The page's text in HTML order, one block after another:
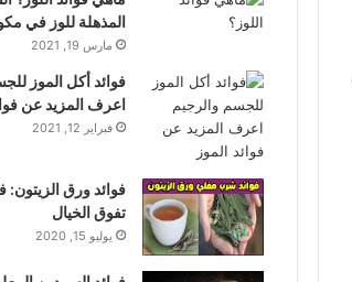
المذهلة للوز في
مارس 19, 2021
فوائد أكل الموز
اعرف المزيد عن
فبراير 12, 2021
فوائد ورق الزيتون:
تفوق الخيال
يوليو 15, 2020